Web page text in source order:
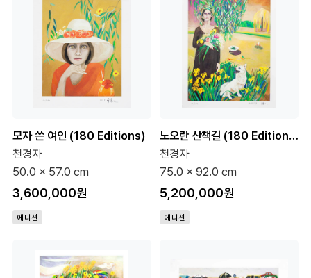
모자 쓴 여인 (180 Editions)
천경자
50.0 x 57.0 cm
3,600,000원
에디션
노오란 산책길 (180 Editions)
천경자
75.0 x 92.0 cm
5,200,000원
에디션